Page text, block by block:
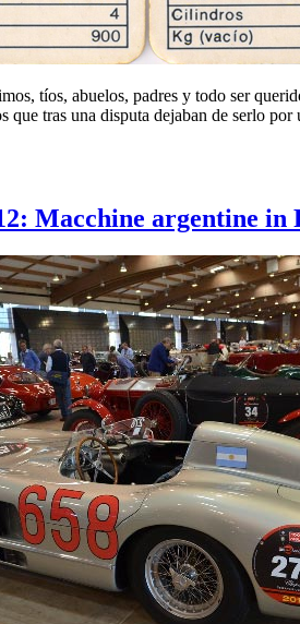
tíos, abuelos, padres y todo ser
que tras una disputa dejaban de serlo
Macchine argentine in